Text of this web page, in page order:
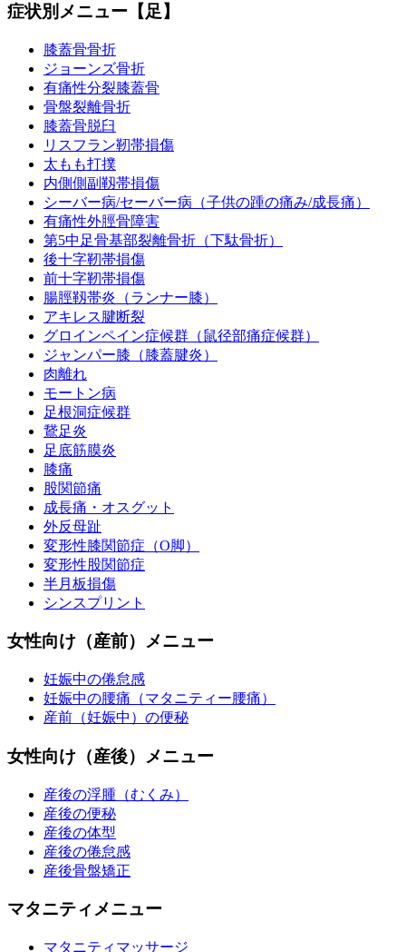
症状別メニュー【足】
膝蓋骨骨折
ジョーンズ骨折
有痛性分裂膝蓋骨
骨盤裂離骨折
膝蓋骨脱臼
リスフラン靭帯損傷
太もも打撲
内側側副靱帯損傷
シーバー病/セーバー病（子供の踵の痛み/成長痛）
有痛性外脛骨障害
第5中足骨基部裂離骨折（下駄骨折）
後十字靭帯損傷
前十字靭帯損傷
腸脛靱帯炎（ランナー膝）
アキレス腱断裂
グロインペイン症候群（鼠径部痛症候群）
ジャンパー膝（膝蓋腱炎）
肉離れ
モートン病
足根洞症候群
鵞足炎
足底筋膜炎
膝痛
股関節痛
成長痛・オスグット
外反母趾
変形性膝関節症（O脚）
変形性股関節症
半月板損傷
シンスプリント
女性向け（産前）メニュー
妊娠中の倦怠感
妊娠中の腰痛（マタニティー腰痛）
産前（妊娠中）の便秘
女性向け（産後）メニュー
産後の浮腫（むくみ）
産後の便秘
産後の体型
産後の倦怠感
産後骨盤矯正
マタニティメニュー
マタニティマッサージ